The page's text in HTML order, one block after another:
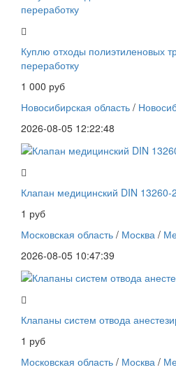
Куплю отходы полиэтиленовых
переработку
1 000 руб
Новосибирская область /
2026-08-05 12:22:48
Клапан медицинский DIN 13260-2
1 руб
Московская область / Москва /
2026-08-05 10:47:39
Клапаны систем отвода
1 руб
Московская область / Москва /